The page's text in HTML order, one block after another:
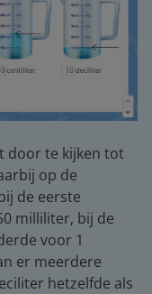
door te kijken tot
op de
de eerste
milliliter, bij de
voor 1
er meerdere
hetzelfde als